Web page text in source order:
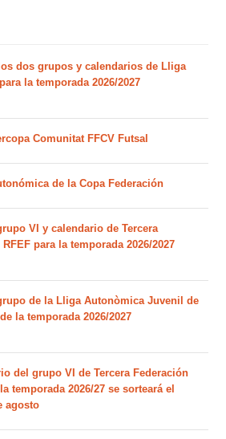
dos grupos y calendarios de Lliga
la temporada 2026/2027
Comunitat FFCV Futsal
de la Copa Federación
VI y calendario de Tercera
para la temporada 2026/2027
de la Lliga Autonòmica Juvenil de
la temporada 2026/2027
del grupo VI de Tercera Federación
temporada 2026/27 se sorteará el
agosto